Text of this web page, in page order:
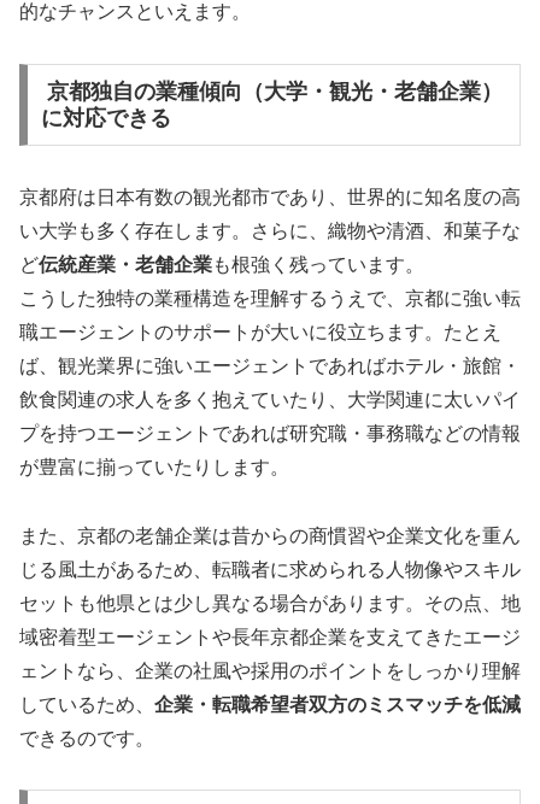
的なチャンスといえます。
京都独自の業種傾向（大学・観光・老舗企業）
に対応できる
京都府は日本有数の観光都市であり、世界的に知名度の高
い大学も多く存在します。さらに、織物や清酒、和菓子な
ど伝統産業・老舗企業も根強く残っています。
こうした独特の業種構造を理解するうえで、京都に強い転
職エージェントのサポートが大いに役立ちます。たとえ
ば、観光業界に強いエージェントであればホテル・旅館・
飲食関連の求人を多く抱えていたり、大学関連に太いパイ
プを持つエージェントであれば研究職・事務職などの情報
が豊富に揃っていたりします。
また、京都の老舗企業は昔からの商慣習や企業文化を重ん
じる風土があるため、転職者に求められる人物像やスキル
セットも他県とは少し異なる場合があります。その点、地
域密着型エージェントや長年京都企業を支えてきたエージ
ェントなら、企業の社風や採用のポイントをしっかり理解
しているため、 企業・転職希望者双方のミスマッチを低減
できるのです。